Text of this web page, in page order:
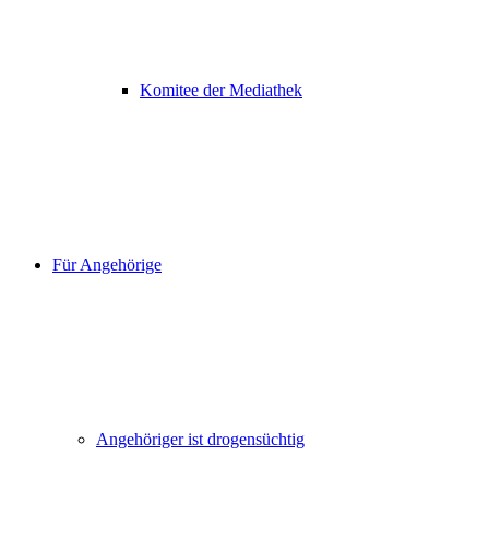
Komitee der Mediathek
Für Angehörige
Angehöriger ist drogensüchtig